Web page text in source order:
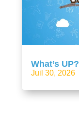
What’s UP?
Juil 30, 2026